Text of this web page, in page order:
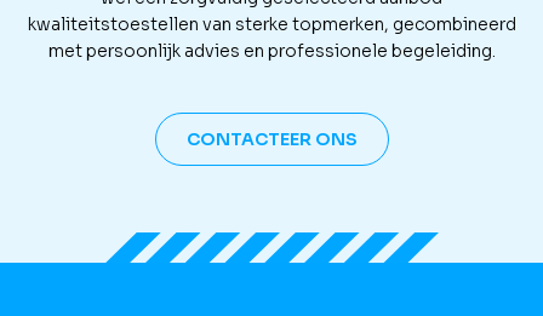
kwaliteitstoestellen van sterke topmerken, gecombineerd
met persoonlijk advies en professionele begeleiding.
CONTACTEER ONS